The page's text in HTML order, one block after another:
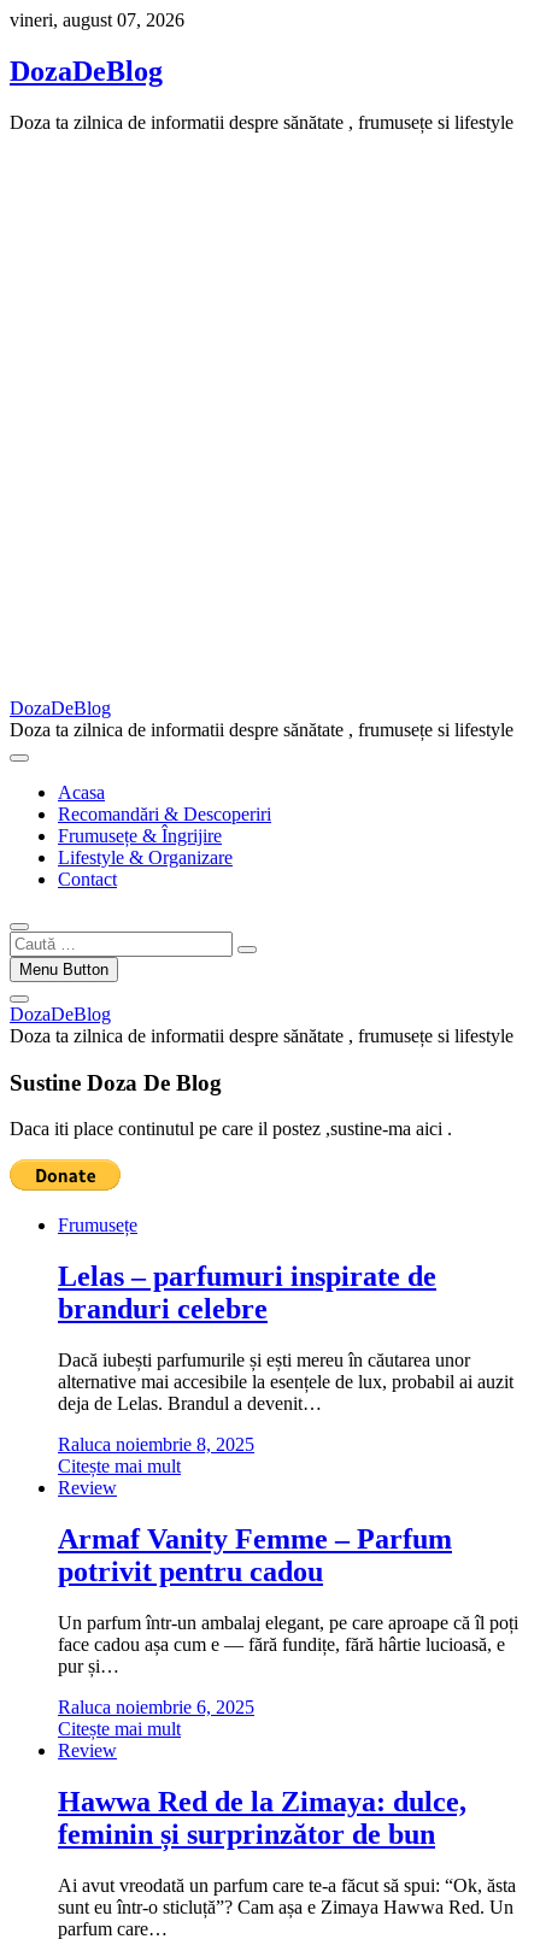
Skip
content
vineri, august 07, 2026
DozaDeBlog
Doza ta zilnica de informatii despre sănătate , frumusețe si lifestyle
DozaDeBlog
Doza ta zilnica de informatii despre sănătate , frumusețe si lifestyle
Acasa
Recomandări & Descoperiri
Frumusețe & Îngrijire
Lifestyle & Organizare
Contact
Caută
…Menu Button
DozaDeBlog
Doza ta zilnica de informatii despre sănătate , frumusețe si lifestyle
Sustine Doza De Blog
Daca iti place continutul pe care il postez ,sustine-ma aici .
Frumusețe
Lelas – parfumuri inspirate de
branduri celebre
Dacă iubești parfumurile și ești mereu în căutarea unor
alternative mai accesibile la esențele de lux, probabil ai auzit
deja de Lelas. Brandul a devenit…
Raluca noiembrie 8, 2025
Citește mai mult
Review
Armaf Vanity Femme – Parfum
potrivit pentru cadou
Un parfum într-un ambalaj elegant, pe care aproape că îl poți
face cadou așa cum e — fără fundițe, fără hârtie lucioasă, e
pur și…
Raluca noiembrie 6, 2025
Citește mai mult
Review
Hawwa Red de la Zimaya: dulce,
feminin și surprinzător de bun
Ai avut vreodată un parfum care te-a făcut să spui: “Ok, ăsta
sunt eu într-o sticluță”? Cam așa e Zimaya Hawwa Red. Un
parfum care…